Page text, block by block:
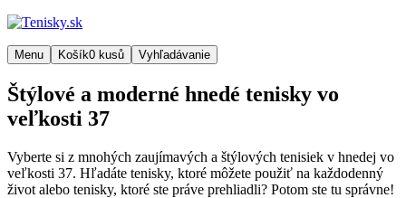
Menu Košík0 kusů Vyhľadávanie
Štýlové a moderné hnedé tenisky vo
veľkosti 37
Vyberte si z mnohých zaujímavých a štýlových tenisiek v hnedej vo
veľkosti 37. Hľadáte tenisky, ktoré môžete použiť na každodenný
život alebo tenisky, ktoré ste práve prehliadli? Potom ste tu správne!